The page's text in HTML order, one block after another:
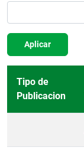
Aplicar
Tipo de
Publicacion